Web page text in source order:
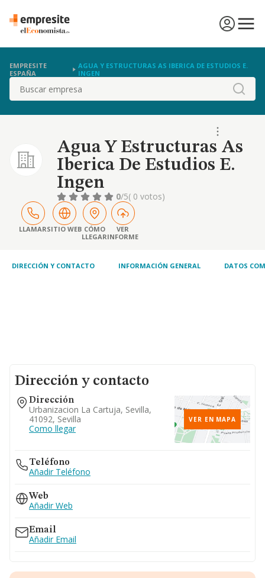
EMPRESITE
ESPAÑA
AGUA Y ESTRUCTURAS AS IBERICA DE ESTUDIOS E.
INGEN
Buscar
Agua Y Estructuras As
Iberica De Estudios E.
Ingen
0/5( 0 votos)
LLAMARSITIO WEB CÓMO
LLEGAR
VER
INFORME
DIRECCIÓN Y CONTACTO INFORMACIÓN GENERAL DATOS
Dirección y contacto
Dirección
Urbanizacion La Cartuja, Sevilla,
41092, Sevilla
Como llegar
VER EN MAPA
Teléfono
Añadir Teléfono
Web
Añadir Web
Email
Añadir Email